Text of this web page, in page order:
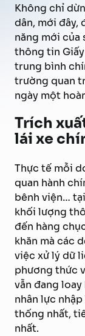
Không chỉ
dân, mới đây,
năng mới của
thông tin
trung bình
trường quan
ngày một
Trích
lái xe
Thực tế mỗi
quan hành
bênh viện…
khối lượng
đến hàng
khăn mà các
việc xử lý dữ
phương thức
vẫn đang
nhân lực
thống nhất,
nhất.